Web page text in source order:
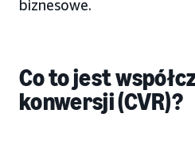
biznesowe.
Co to jest
konwersji (CVR)?